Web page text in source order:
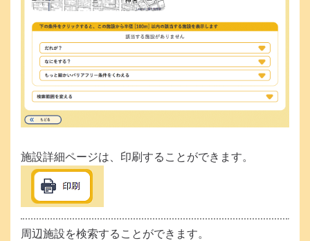
施設詳細ページは、印刷することができます。
周辺施設を検索することができます。